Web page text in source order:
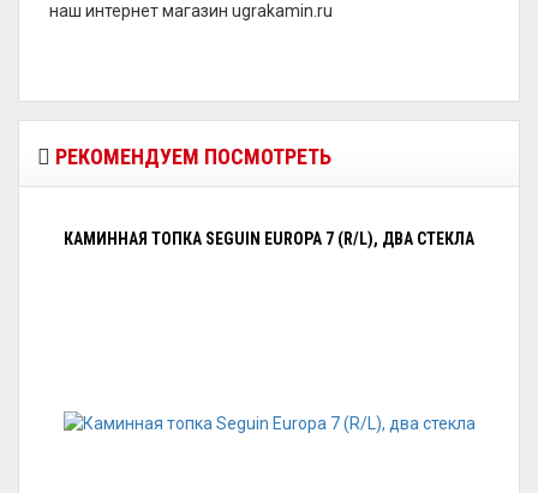
наш интернет магазин ugrakamin.ru
РЕКОМЕНДУЕМ ПОСМОТРЕТЬ
КАМИННАЯ ТОПКА SEGUIN EUROPA 7 (R/L), ДВА СТЕКЛА